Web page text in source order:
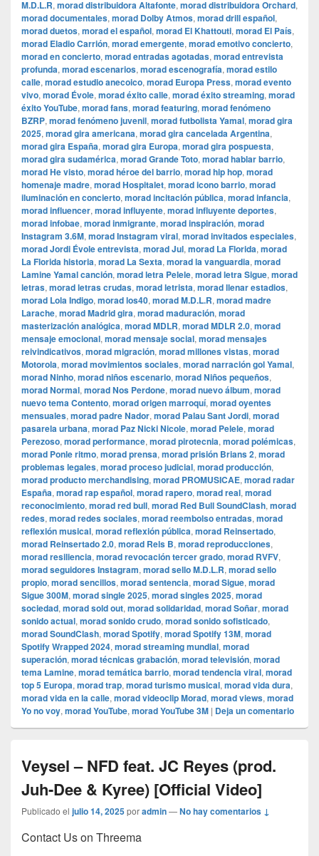
M.D.L.R, morad distribuidora Altafonte, morad distribuidora Orchard,
morad documentales, morad Dolby Atmos, morad drill español,
morad duetos, morad el español, morad El Khattouti, morad El País,
morad Eladio Carrión, morad emergente, morad emotivo concierto,
morad en concierto, morad entradas agotadas, morad entrevista
profunda, morad escenarios, morad escenografía, morad estilo
calle, morad estudio anecoico, morad Europa Press, morad evento
vivo, morad Évole, morad éxito calle, morad éxito streaming, morad
éxito YouTube, morad fans, morad featuring, morad fenómeno
BZRP, morad fenómeno juvenil, morad futbolista Yamal, morad gira
2025, morad gira americana, morad gira cancelada Argentina,
morad gira España, morad gira Europa, morad gira pospuesta,
morad gira sudamérica, morad Grande Toto, morad hablar barrio,
morad He visto, morad héroe del barrio, morad hip hop, morad
homenaje madre, morad Hospitalet, morad icono barrio, morad
iluminación en concierto, morad incitación pública, morad infancia,
morad influencer, morad influyente, morad influyente deportes,
morad infobae, morad inmigrante, morad inspiración, morad
Instagram 3.6M, morad Instagram viral, morad invitados especiales,
morad Jordi Évole entrevista, morad Jul, morad La Florida, morad
La Florida historia, morad La Sexta, morad la vanguardia, morad
Lamine Yamal canción, morad letra Pelele, morad letra Sigue, morad
letras, morad letras crudas, morad letrista, morad llenar estadios,
morad Lola Indigo, morad los40, morad M.D.L.R, morad madre
Larache, morad Madrid gira, morad maduración, morad
masterización analógica, morad MDLR, morad MDLR 2.0, morad
mensaje emocional, morad mensaje social, morad mensajes
reivindicativos, morad migración, morad millones vistas, morad
Motorola, morad movimientos sociales, morad narración gol Yamal,
morad Ninho, morad niños escenario, morad Niños pequeños,
morad Normal, morad Nos Perdone, morad nuevo álbum, morad
nuevo tema Contento, morad origen marroquí, morad oyentes
mensuales, morad padre Nador, morad Palau Sant Jordi, morad
pasarela urbana, morad Paz Nicki Nicole, morad Pelele, morad
Perezoso, morad performance, morad pirotecnia, morad polémicas,
morad Ponle ritmo, morad prensa, morad prisión Brians 2, morad
problemas legales, morad proceso judicial, morad producción,
morad producto merchandising, morad PROMUSICAE, morad radar
España, morad rap español, morad rapero, morad real, morad
reconocimiento, morad red bull, morad Red Bull SoundClash, morad
redes, morad redes sociales, morad reembolso entradas, morad
reflexión musical, morad reflexión pública, morad Reinsertado,
morad Reinsertado 2.0, morad Rels B, morad reproducciones,
morad resiliencia, morad revocación tercer grado, morad RVFV,
morad seguidores Instagram, morad sello M.D.L.R, morad sello
propio, morad sencillos, morad sentencia, morad Sigue, morad
Sigue 300M, morad single 2025, morad singles 2025, morad
sociedad, morad sold out, morad solidaridad, morad Soñar, morad
sonido actual, morad sonido crudo, morad sonido sofisticado,
morad SoundClash, morad Spotify, morad Spotify 13M, morad
Spotify Wrapped 2024, morad streaming mundial, morad
superación, morad técnicas grabación, morad televisión, morad
tema Lamine, morad temática barrio, morad tendencia viral, morad
top 5 Europa, morad trap, morad turismo musical, morad vida dura,
morad vida en la calle, morad videocli‏p Morad, morad views, morad
Yo no voy, morad YouTube, morad YouTube 3M | Deja un comentario
Veysel – NFD feat. JC Reyes (prod.
Juh-Dee & Kyree) [Official Video]
Publicado el julio 14, 2025poradmin—No hay comentarios ↓
Contact Us on Threema